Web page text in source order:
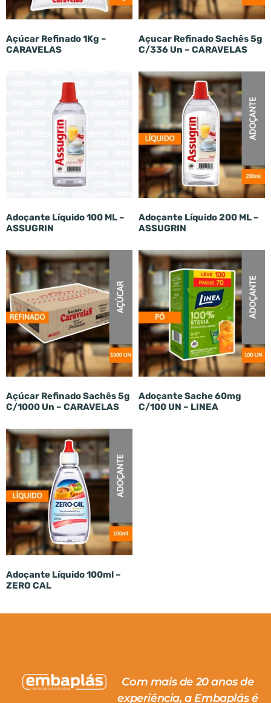
Açúcar Refinado 1Kg –
CARAVELAS
Açucar Refinado Sachês 5g
C/336 Un – CARAVELAS
Adoçante Líquido 100 ML –
ASSUGRIN
Adoçante Líquido 200 ML –
ASSUGRIN
Açúcar Refinado Sachês 5g
C/1000 Un – CARAVELAS
Adoçante Sache 60mg
C/100 UN – LINEA
Adoçante Líquido 100ml –
ZERO CAL
Com mais de 20 anos de
experiência, a Embaplás é